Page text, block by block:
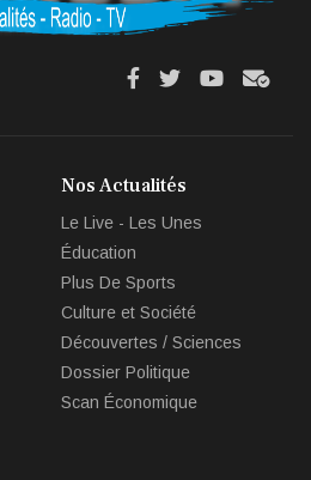
fa
fa
fab
fas
Nos Actualités
Le Live - Les Unes
Éducation
Plus De Sports
Culture et Société
Découvertes / Sciences
Dossier Politique
Scan Économique